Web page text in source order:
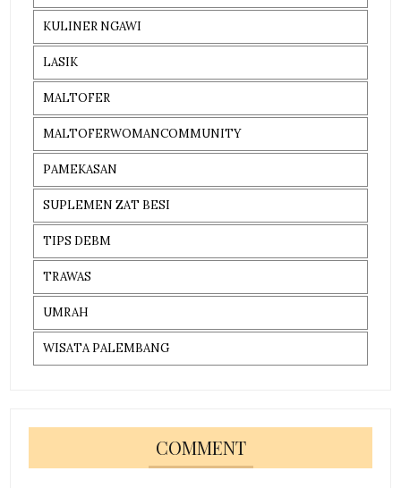
KULINER NGAWI
LASIK
MALTOFER
MALTOFERWOMANCOMMUNITY
PAMEKASAN
SUPLEMEN ZAT BESI
TIPS DEBM
TRAWAS
UMRAH
WISATA PALEMBANG
COMMENT